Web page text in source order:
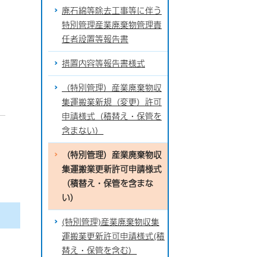
廃石綿等除去工事等に伴う
特別管理産業廃棄物管理責
任者設置等報告書
措置内容等報告書様式
（特別管理）産業廃棄物収
集運搬業新規（変更）許可
申請様式（積替え・保管を
含まない）
（特別管理）産業廃棄物収
集運搬業更新許可申請様式
（積替え・保管を含まな
い）
(特別管理)産業廃棄物収集
運搬業更新許可申請様式(積
替え・保管を含む）